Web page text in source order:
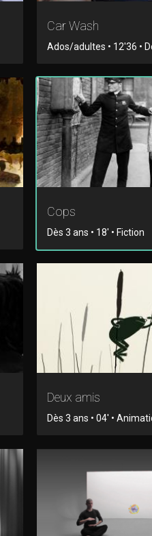
Car Wash
Ados/adultes • 12'36 •
Cops
Dès 3 ans • 18' • Fiction
Deux amis
Dès 3 ans • 04' •